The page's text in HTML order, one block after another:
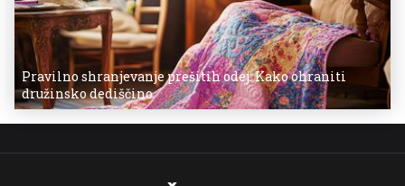
Pravilno shranjevanje prešitih odej: Kako ohraniti
družinsko dediščino